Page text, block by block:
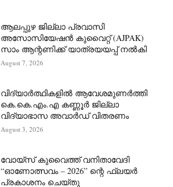
ആലപ്പുഴ ജില്ലാ പ്രവാസി
അസോസിയേഷൻ കുവൈറ്റ് (AJPAK)
സാം ആന്റണിക്ക് യാത്രയയപ്പ് നൽകി
August 7, 2026
വിദ്യാർത്ഥികളിൽ ആവേശമുണർത്തി
കെ.കെ.എം.എ കണ്ണൂർ ജില്ലാ
വിദ്യാഭാസ അവാർഡ് വിതരണം
August 3, 2026
വോയ്സ് കുവൈത്ത് വനിതാവേദി
“ഓണോത്സവം – 2026” ന്റെ ഫ്ലയർ
പ്രകാശനം ചെയ്തു